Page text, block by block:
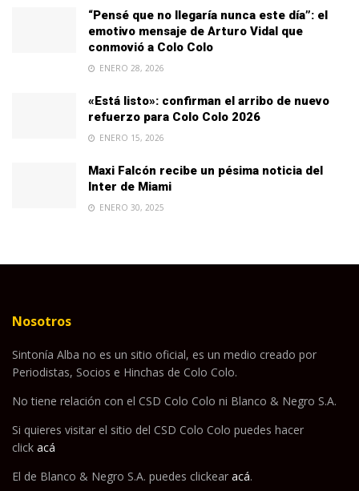
“Pensé que no llegaría nunca este día”: el
emotivo mensaje de Arturo Vidal que
conmovió a Colo Colo
ENERO 28, 2026
«Está listo»: confirman el arribo de nuevo
refuerzo para Colo Colo 2026
ENERO 15, 2026
Maxi Falcón recibe un pésima noticia del
Inter de Miami
ENERO 30, 2025
Nosotros
Sintonía Alba no es un sitio oficial, es un medio creado por
Periodistas, Socios e Hinchas de Colo Colo.
No tiene relación con el CSD Colo Colo ni Blanco & Negro S.A.
Si quieres visitar el sitio del CSD Colo Colo puedes hacer
click acá
El de Blanco & Negro S.A. puedes clickear acá.